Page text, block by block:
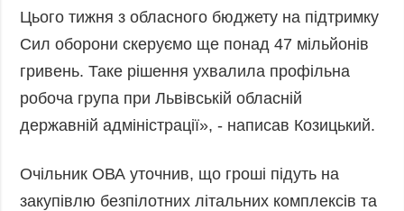
ДОДАТКОВО
Подкасти
Інтерв'ю
Відео
Блоги
ПОСЛУГИ
Послуги
Фотобанк
РОЗСИЛКИ
Цього тижня з обласного бюджету на підтримку
Сил оборони скеруємо ще понад 47 мільйонів
гривень. Таке рішення ухвалила профільна
робоча група при Львівській обласній
державній адміністрації», - написав Козицький.
Очільник ОВА уточнив, що гроші підуть на
закупівлю безпілотних літальних комплексів та